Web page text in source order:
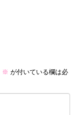
※ が付いている欄は必